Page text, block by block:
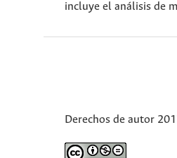
incluye el análisis de
Derechos de autor